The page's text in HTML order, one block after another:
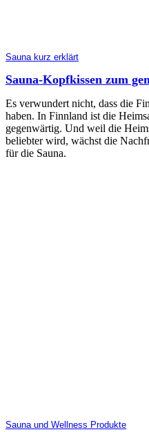
Sauna kurz erklärt
Sauna-Kopfkissen zum
Es verwundert nicht, dass die
haben. In Finnland ist die
gegenwärtig. Und weil die
beliebter wird, wächst die
für die Sauna.
Sauna und Wellness Produkte